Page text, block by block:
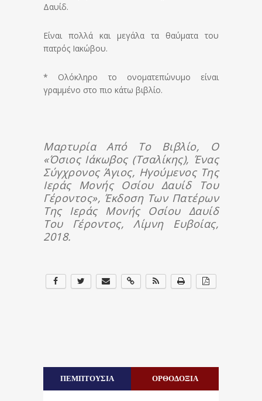
Δαυίδ.
Είναι πολλά και μεγάλα τα θαύματα του
πατρός Ιακώβου.
* Ολόκληρο το ονοματεπώνυμο είναι
γραμμένο στο πιο κάτω βιβλίο.
Μαρτυρία Από Το Βιβλίο, Ο
«Όσιος Ιάκωβος (Τσαλίκης), Ένας
Σύγχρονος Άγιος, Ηγούμενος Της
Ιεράς Μονής Οσίου Δαυίδ Του
Γέροντος», Έκδοση Των Πατέρων
Της Ιεράς Μονής Οσίου Δαυίδ
Του Γέροντος, Λίμνη Ευβοίας,
2018.
ΠΕΜΠΤΟΥΣΙΑ ΟΡΘΟΔΟΞΙΑ